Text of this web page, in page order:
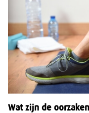
Wat zijn de